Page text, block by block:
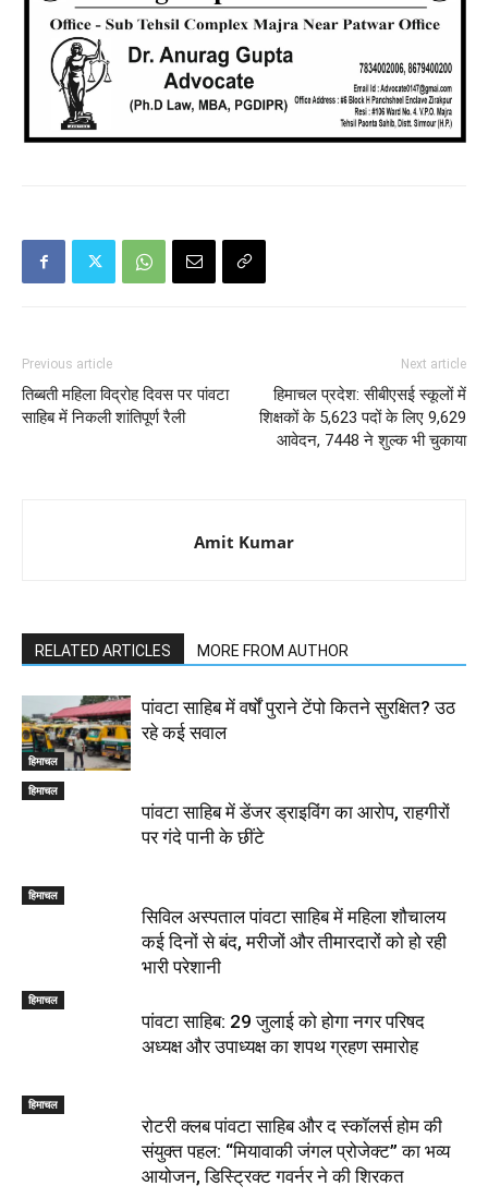
Previous article
तिब्बती महिला विद्रोह दिवस पर पांवटा
साहिब में निकली शांतिपूर्ण रैली
Next article
हिमाचल प्रदेश: सीबीएसई स्कूलों में
शिक्षकों के 5,623 पदों के लिए 9,629
आवेदन, 7448 ने शुल्क भी चुकाया
Amit Kumar
RELATED ARTICLES MORE FROM AUTHOR
हिमाचल
पांवटा साहिब में वर्षों पुराने टेंपो कितने सुरक्षित? उठ
रहे कई सवाल
हिमाचल
पांवटा साहिब में डेंजर ड्राइविंग का आरोप, राहगीरों
पर गंदे पानी के छींटे
हिमाचल
सिविल अस्पताल पांवटा साहिब में महिला शौचालय
कई दिनों से बंद, मरीजों और तीमारदारों को हो रही
भारी परेशानी
हिमाचल
पांवटा साहिब: 29 जुलाई को होगा नगर परिषद
अध्यक्ष और उपाध्यक्ष का शपथ ग्रहण समारोह
हिमाचल
​रोटरी क्लब पांवटा साहिब और द स्कॉलर्स होम की
संयुक्त पहल: “मियावाकी जंगल प्रोजेक्ट” का भव्य
आयोजन, डिस्ट्रिक्ट गवर्नर ने की शिरकत